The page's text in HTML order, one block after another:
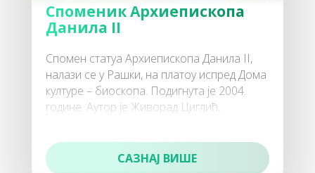
Манастири
Споменик Архиепископа
Данила II
Спомен статуа Архиепископа Данила II,
налази се у Рашки, на платоу испред Дома
културе – биоскопа. Подигнута је 2004.
године. Аутор је Живорад Циглић,
САЗНАЈ ВИШЕ